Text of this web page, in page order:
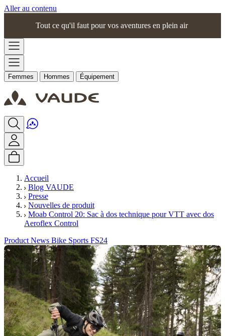
Aller au contenu
Tout ce qu'il faut pour vos aventures en plein air
Femmes Hommes Équipement
Accueil
Blog VAUDE
Presse
Nouvelles de produit
Moab Control 20: Sac à dos technique pour VTT avec dos
Aeroflex Control
Product News Bike Sports FS24